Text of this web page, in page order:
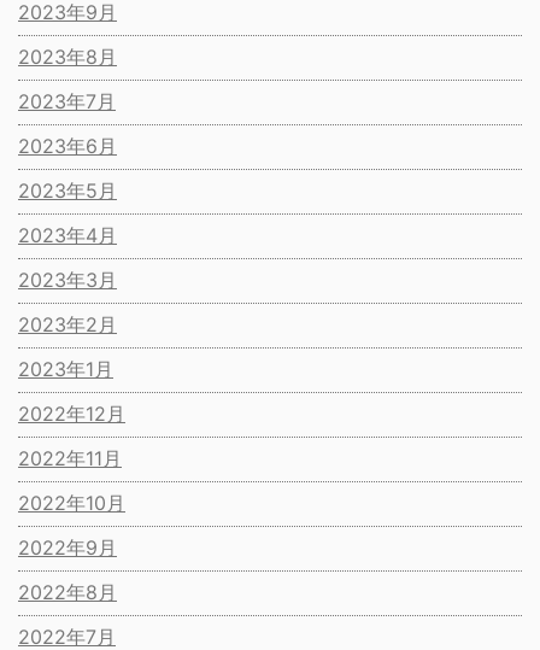
2023年9月
2023年8月
2023年7月
2023年6月
2023年5月
2023年4月
2023年3月
2023年2月
2023年1月
2022年12月
2022年11月
2022年10月
2022年9月
2022年8月
2022年7月